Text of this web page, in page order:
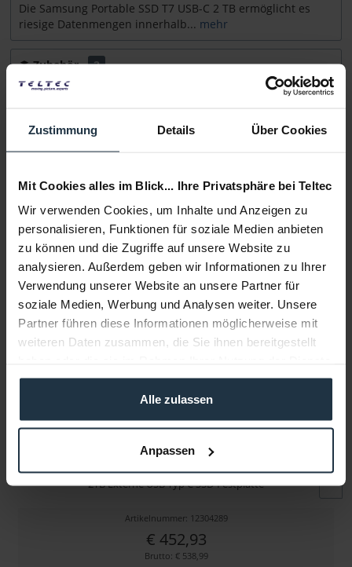
Zustimmung Details Über Cookies
Mit Cookies alles im Blick... Ihre Privatsphäre bei Teltec
Wir verwenden Cookies, um Inhalte und Anzeigen zu
personalisieren, Funktionen für soziale Medien anbieten
zu können und die Zugriffe auf unsere Website zu
analysieren. Außerdem geben wir Informationen zu Ihrer
Verwendung unserer Website an unsere Partner für
soziale Medien, Werbung und Analysen weiter. Unsere
Partner führen diese Informationen möglicherweise mit
weiteren Daten zusammen, die Sie ihnen bereitgestellt
gesammelt haben.
Alle zulassen
Anpassen
Die Samsung Portable SSD T7 USB-C 2 TB ermöglicht es
riesige Datenmengen innerhalb... mehr
Zubehör
2
Zubehör und Empfehlungen
Beratung
Medien
Infos zu Hersteller & Produktsicherheit
Folgende Infos zum Hersteller sind verfübar...... mehr
Weitere Artikel von Samsung ansehen
Samsung SSD T7 2TB Titan grey USB-C
2TB Externe USB Typ C SSD-Festplatte
Artikelnummer: 12304289
€ 452,93
Brutto: € 538,99